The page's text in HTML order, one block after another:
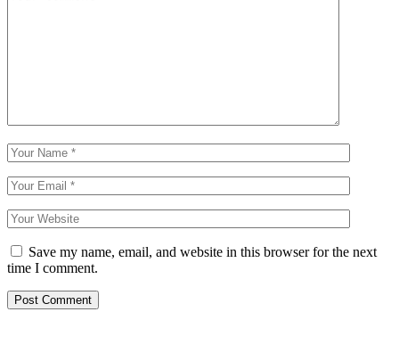
Save my name, email, and website in this browser for the next
time I comment.